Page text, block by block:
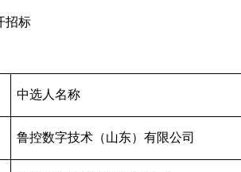
招标
中选人名称
鲁控数字技术（山东）有限公司